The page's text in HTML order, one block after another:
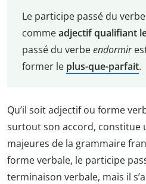
Le participe passé du verbe
commeadjectif qualifiant
passé du verbeendormir
former le plus-que-parfait.
Qu’il soit adjectif ou forme
surtout son accord, constitue
majeures de la grammaire
forme verbale, le participe
terminaison verbale, mais il